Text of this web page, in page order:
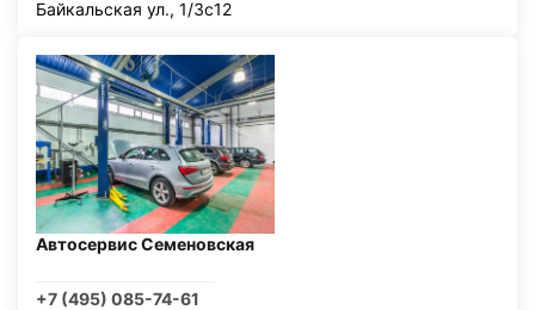
Байкальская ул., 1/3с12
Автосервис Семеновская
+7 (495) 085-74-61